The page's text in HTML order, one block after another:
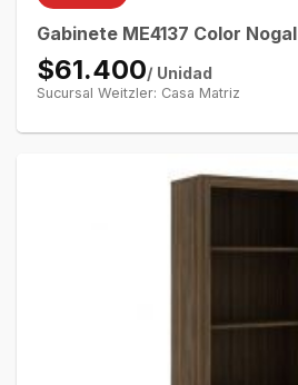
Gabinete ME4137 Color Nogal
$61.400/ Unidad
Sucursal Weitzler: Casa Matriz